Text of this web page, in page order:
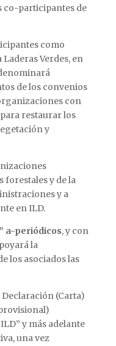
co-participantes de
como
Verdes, en
de los convenios
con
restaurar los
y
forestales y de la
y a
en ILD.
a-periódicos, y con
la
los asociados las
Declaración (Carta)
y más adelante
una vez